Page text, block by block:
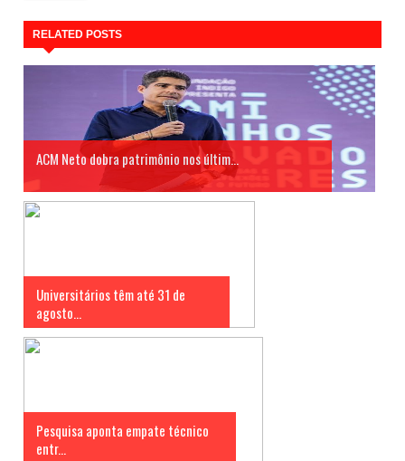
RELATED POSTS
ACM Neto dobra patrimônio nos últim...
Universitários têm até 31 de
agosto...
Pesquisa aponta empate técnico
entr...